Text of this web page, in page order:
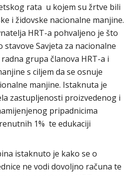
rata u kojem su žrtve bili
i židovske nacionalne manjine.
HRT-a pohvaljeno je što
Savjeta za nacionalne
grupa članova HRT-a i
s ciljem da se osnuje
manjine. Istaknuta je
zastupljenosti proizvedenog i
pripadnicima
1% te edukaciji
istaknuto je kako se o
ne vodi dovoljno računa te